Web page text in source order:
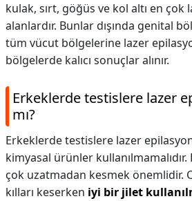
kulak, sırt, göğüs ve kol altı en çok
alanlardır. Bunlar dışında genital
tüm vücut bölgelerine lazer
bölgelerde kalıcı sonuçlar alınır.
Erkeklerde testislere lazer
mı?
Erkeklerde testislere lazer epilasyon
kimyasal ürünler
çok uzatmadan kesmek önemlidir.
kılları keserken iyi bir jilet